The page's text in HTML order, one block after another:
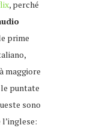
, perché
prime
maggiore
puntate
sono